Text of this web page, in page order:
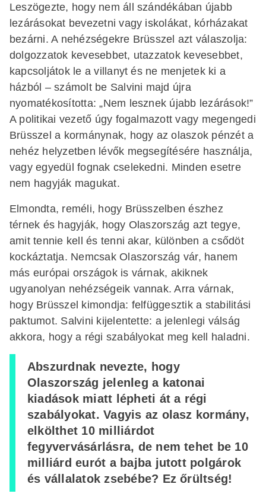
Leszögezte, hogy nem áll szándékában újabb
lezárásokat bevezetni vagy iskolákat, kórházakat
bezárni. A nehézségekre Brüsszel azt válaszolja:
dolgozzatok kevesebbet, utazzatok kevesebbet,
kapcsoljátok le a villanyt és ne menjetek ki a
házból – számolt be Salvini majd újra
nyomatékosította: „Nem lesznek újabb lezárások!”
A politikai vezető úgy fogalmazott vagy megengedi
Brüsszel a kormánynak, hogy az olaszok pénzét a
nehéz helyzetben lévők megsegítésére használja,
vagy egyedül fognak cselekedni. Minden esetre
nem hagyják magukat.
Elmondta, reméli, hogy Brüsszelben észhez
térnek és hagyják, hogy Olaszország azt tegye,
amit tennie kell és tenni akar, különben a csődöt
kockáztatja. Nemcsak Olaszország vár, hanem
más európai országok is várnak, akiknek
ugyanolyan nehézségeik vannak. Arra várnak,
hogy Brüsszel kimondja: felfüggesztik a stabilitási
paktumot. Salvini kijelentette: a jelenlegi válság
akkora, hogy a régi szabályokat meg kell haladni.
Abszurdnak nevezte, hogy
Olaszország jelenleg a katonai
kiadások miatt lépheti át a régi
szabályokat. Vagyis az olasz kormány,
elkölthet 10 milliárdot
fegyvervásárlásra, de nem tehet be 10
milliárd eurót a bajba jutott polgárok
és vállalatok zsebébe? Ez őrültség!